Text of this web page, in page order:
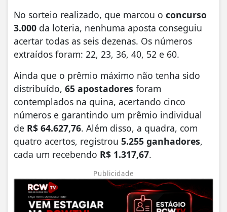
No sorteio realizado, que marcou o concurso
3.000 da loteria, nenhuma aposta conseguiu
acertar todas as seis dezenas. Os números
extraídos foram: 22, 23, 36, 40, 52 e 60.
Ainda que o prêmio máximo não tenha sido
distribuído, 65 apostadores foram
contemplados na quina, acertando cinco
números e garantindo um prêmio individual
de R$ 64.627,76. Além disso, a quadra, com
quatro acertos, registrou 5.255 ganhadores,
cada um recebendo R$ 1.317,67.
Publicidade